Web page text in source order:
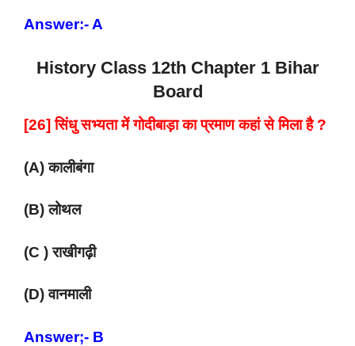
Answer:- A
History Class 12th Chapter 1 Bihar
Board
[26] सिंधु सभ्यता में गोदीबाड़ा का प्रमाण कहां से मिला है ?
(A) कालीबंगा
(B) लोथल
(C ) राखीगढ़ी
(D) वानमाली
Answer;- B